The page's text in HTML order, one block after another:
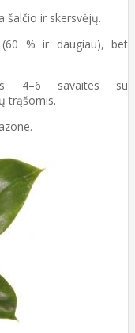
šalčio ir skersvėjų.
% ir daugiau), bet
4–6 savaites su
trąšomis.